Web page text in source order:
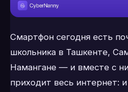
Смартфон сегодня есть
школьника в Ташкенте,
Намангане — и вместе с
приходит весь интернет: